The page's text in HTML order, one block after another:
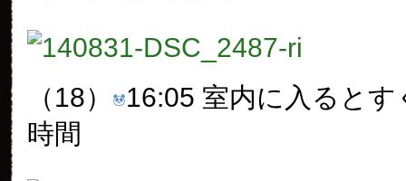
（18）
16:05 室内に入ると
時間